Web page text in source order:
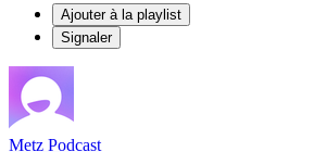
Ajouter à la playlist
Signaler
Metz Podcast